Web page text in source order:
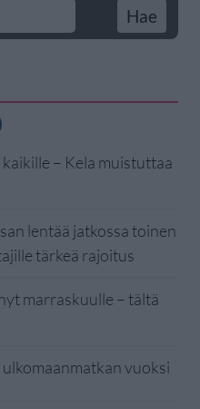
– Kela muistuttaa
lentää jatkossa toinen
tärkeä rajoitus
marraskuulle – tältä
vuoksi